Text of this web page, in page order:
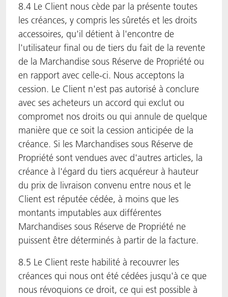
8.4 Le Client nous cède par la présente toutes
les créances, y compris les sûretés et les droits
accessoires, qu'il détient à l'encontre de
l'utilisateur final ou de tiers du fait de la revente
de la Marchandise sous Réserve de Propriété ou
en rapport avec celle-ci. Nous acceptons la
cession. Le Client n'est pas autorisé à conclure
avec ses acheteurs un accord qui exclut ou
compromet nos droits ou qui annule de quelque
manière que ce soit la cession anticipée de la
créance. Si les Marchandises sous Réserve de
Propriété sont vendues avec d'autres articles, la
créance à l'égard du tiers acquéreur à hauteur
du prix de livraison convenu entre nous et le
Client est réputée cédée, à moins que les
montants imputables aux différentes
Marchandises sous Réserve de Propriété ne
puissent être déterminés à partir de la facture.
8.5 Le Client reste habilité à recouvrer les
créances qui nous ont été cédées jusqu'à ce que
nous révoquions ce droit, ce qui est possible à